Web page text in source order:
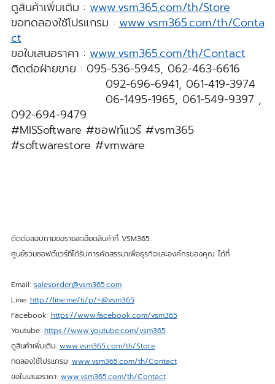
ดูสินค้าเพิ่มเติม :www.vsm365.com/th/Store
ขอทดลองใช้โปรแกรม :www.vsm365.com/th/Conta
ct
ขอใบเสนอราคา :www.vsm365.com/th/Contact
ติดต่อฝ่ายขาย : 095-536-5945, 062-463-6616
092-696-6941, 061-419-3974
06-1495-1965, 061-549-9397 ,
092-694-9479
#MISSoftware #ซอฟท์แวร์ #vsm365
#softwarestore #vmware
ติดต่อสอบถามขอรายละเอียดสินค้าที่ VSM365..
ศูนย์รวมซอฟต์แวร์ที่ได้รับการคัดสรรมาเพื่อธุรกิจและองค์กรของคุณ ได้ที่
Email: salesorder@vsm365.com
Line: http://line.me/ti/p/~@vsm365
Facebook: https://www.facebook.com/vsm365
Youtube: https://www.youtube.com/vsm365
ดูสินค้าเพิ่มเติม: www.vsm365.com/th/Store
ทดลองใช้โปรแกรม: www.vsm365.com/th/Contact
ขอใบเสนอราคา: www.vsm365.com/th/Contact